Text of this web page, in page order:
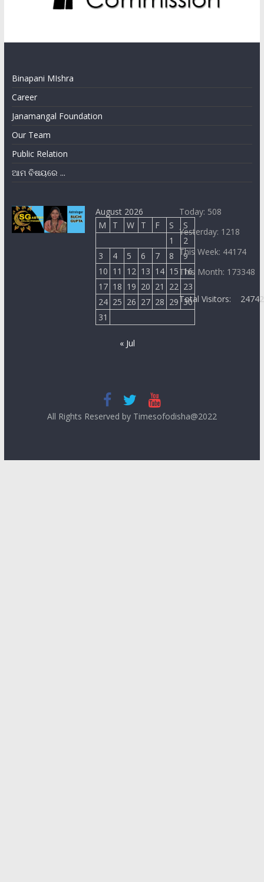
Binapani MIshra
Career
Janamangal Foundation
Our Team
Public Relation
ଆମ ବିଷୟରେ ...
August 2026
M
T W T F S
S
1
2
3
4 5 6 7 8
9
10 11 12 13 14 15 16
17 18 19 20 21 22 23
24 25 26 27 28 29 30
31
« Jul
Today: 508
Yesterday: 1218
This Week: 44174
This Month: 173348
Total Visitors:
All Rights Reserved by Timesofodisha@2022